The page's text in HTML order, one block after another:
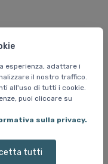
esperienza, adattare i
il nostro traffico.
all'uso di tutti i cookie.
puoi cliccare su
sulla privacy.
tutti